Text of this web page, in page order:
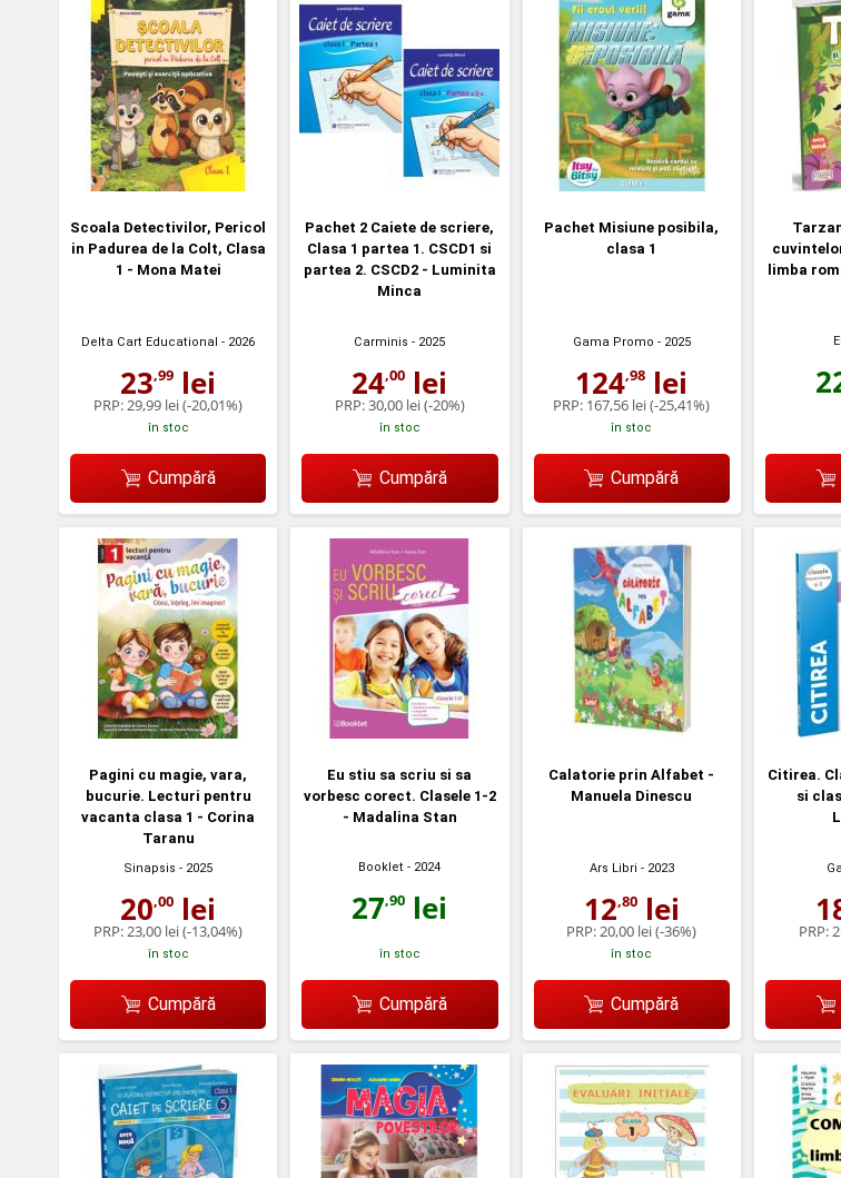
Scoala Detectivilor, Pericol
in Padurea de la Colt, Clasa
1 - Mona Matei
Delta Cart Educational - 2026
23,99 lei
PRP: 29,99 lei(-20,01%)
în stoc
Cumpără
Pachet 2 Caiete de scriere,
Clasa 1 partea 1. CSCD1 si
partea 2. CSCD2 - Luminita
Minca
Carminis - 2025
24,00 lei
PRP:30,00 lei(-20%)
în stoc
Cumpără
Pachet Misiune posibila,
clasa 1
Gama Promo - 2025
124,98 lei
PRP: 167,56 lei(-25,41%)
în stoc
Cumpără
limba
Pagini cu magie, vara,
bucurie. Lecturi pentru
vacanta clasa 1 - Corina
Taranu
Sinapsis - 2025
20,00 lei
PRP:23,00 lei(-13,04%)
în stoc
Cumpără
Eu stiu sa scriu si sa
vorbesc corect. Clasele 1-2
- Madalina Stan
Booklet - 2024
27,90 lei
în stoc
Cumpără
Calatorie prin Alfabet -
Manuela Dinescu
Ars Libri - 2023
12,80lei
PRP:20,00 lei(-36%)
în stoc
Cumpără
Citirea.
si
PRP: